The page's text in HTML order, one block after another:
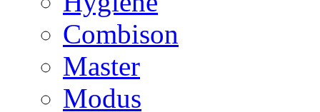
Combison
Master
Modus